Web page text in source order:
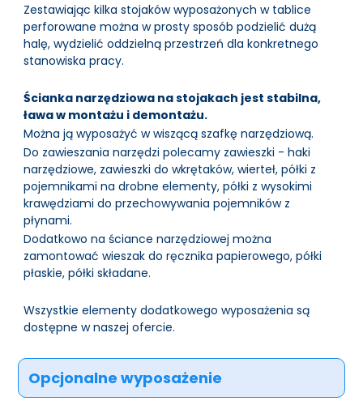
Zestawiając kilka stojaków wyposażonych w tablice
perforowane można w prosty sposób podzielić dużą
halę, wydzielić oddzielną przestrzeń dla konkretnego
stanowiska pracy.
Ścianka narzędziowa na stojakach jest stabilna,
ława w montażu i demontażu.
Można ją wyposażyć w wiszącą szafkę narzędziową.
Do zawieszania narzędzi polecamy zawieszki - haki
narzędziowe, zawieszki do wkrętaków, wierteł, półki z
pojemnikami na drobne elementy, półki z wysokimi
krawędziami do przechowywania pojemników z
płynami.
Dodatkowo na ściance narzędziowej można
zamontować wieszak do ręcznika papierowego, półki
płaskie, półki składane.
Wszystkie elementy dodatkowego wyposażenia są
dostępne w naszej ofercie.
Opcjonalne wyposażenie